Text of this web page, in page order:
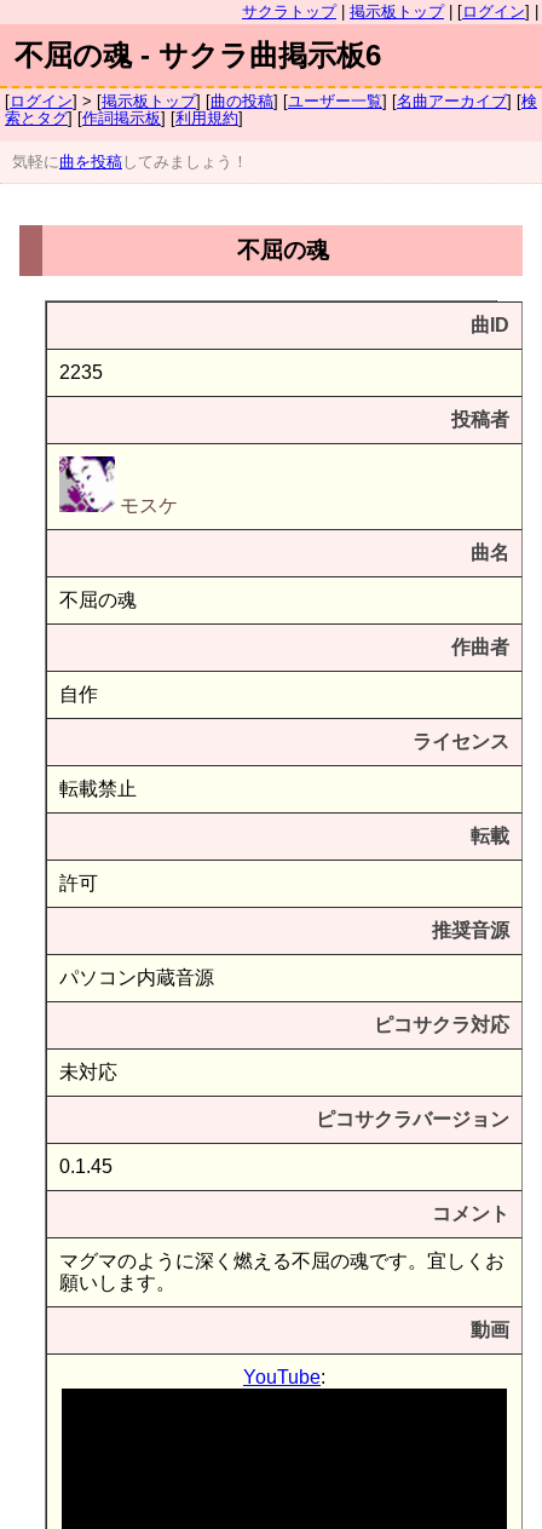
サクラトップ| 掲示板トップ| [ログイン] |
不屈の魂 - サクラ曲掲示板6
[ログイン] > [掲示板トップ] [曲の投稿] [ユーザー一覧] [名曲アーカイブ] [検
索とタグ] [作詞掲示板] [利用規約]
気軽に曲を投稿 してみましょう！
不屈の魂
曲ID
2235
投稿者
モスケ
曲名
不屈の魂
作曲者
自作
ライセンス
転載禁止
転載
許可
推奨音源
パソコン内蔵音源
ピコサクラ対応
未対応
ピコサクラバージョン
0.1.45
コメント
マグマのように深く燃える不屈の魂です。宜しくお
願いします。
動画
YouTube: